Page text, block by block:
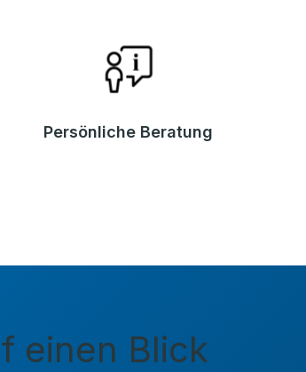
Persönliche Beratung
einen Blick